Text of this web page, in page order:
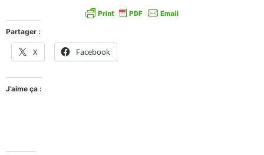
Partager :
X Facebook
J’aime ça :